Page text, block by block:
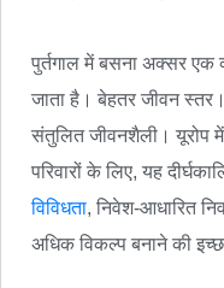
पुर्तगाल में बसना अक्सर एक
जाता है। बेहतर जीवन
संतुलित जीवनशैली। यूरोप
परिवारों के लिए, यह
विविधता, निवेश-आधारित
अधिक विकल्प बनाने की